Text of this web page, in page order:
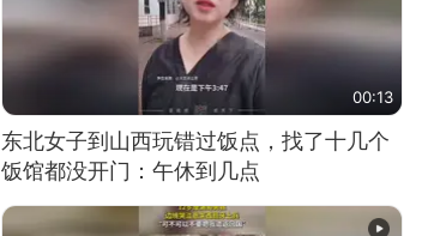
00:13
东北女子到山西玩错过饭点，找了十几个
饭馆都没开门：午休到几点